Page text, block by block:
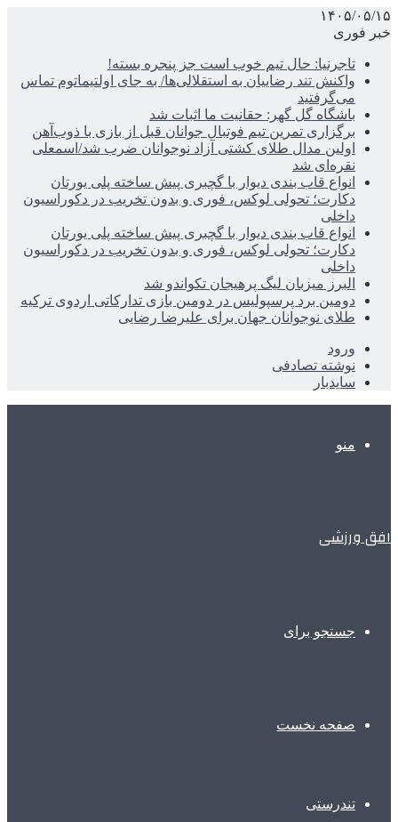
۱۴۰۵/۰۵/۱۵
خبر فوری
تاجرنیا: حال تیم خوب است جز پنجره بسته!
واکنش تند رضاییان به استقلالی‌ها/ به جای اولتیماتوم تماس
می‌گرفتید
باشگاه گل گهر: حقانیت ما اثبات شد
برگزاری تمرین تیم فوتبال جوانان قبل از بازی با ذوب‌آهن
اولین مدال طلای کشتی آزاد نوجوانان ضرب شد/اسمعلی
نقره‌ای شد
انواع قاب بندی دیوار با گچبری پیش ساخته پلی یورتان
دکارت؛ تحولی لوکس، فوری و بدون تخریب در دکوراسیون
داخلی
انواع قاب بندی دیوار با گچبری پیش ساخته پلی یورتان
دکارت؛ تحولی لوکس، فوری و بدون تخریب در دکوراسیون
داخلی
البرز میزبان لیگ پرهیجان تکواندو شد
دومین برد پرسپولیس در دومین بازی تدارکاتی اردوی ترکیه
طلای نوجوانان جهان برای علیرضا رضایی
ورود
نوشته تصادفی
سایدبار
منو
افق ورزشی
جستجو برای
صفحه نخست
تندرستی